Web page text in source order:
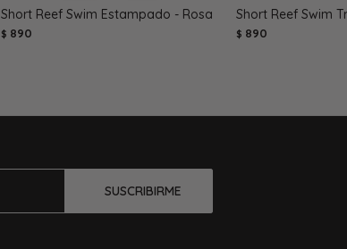
Short Reef Swim Estampado - Rosa
$ 890
Short Reef Swim
$ 890
SUSCRIBIRME